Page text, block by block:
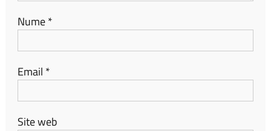
Nume*
Email *
Site web